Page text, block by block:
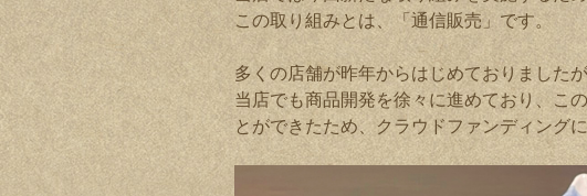
この取り組みとは、「通信販売」です。
多くの店舗が昨年からはじめておりましたが
当店でも商品開発を徐々に進めており、こ
とができたため、クラウドファンディング